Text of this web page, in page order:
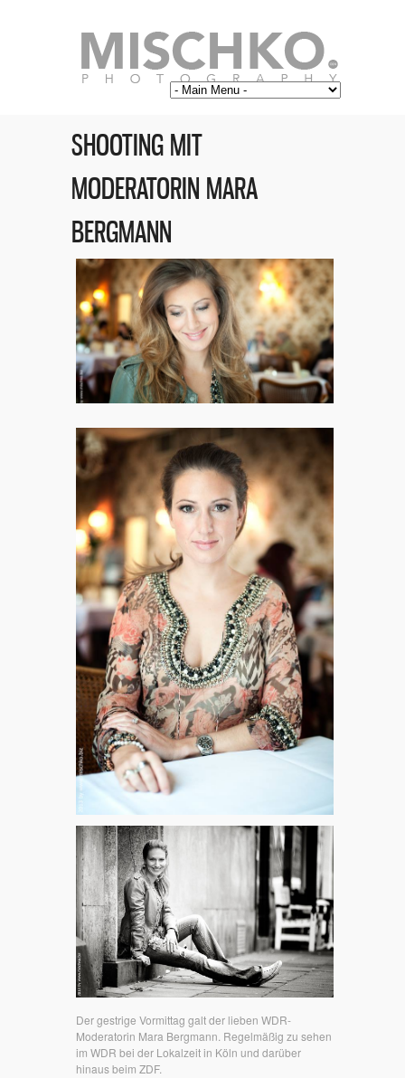
SHOOTING MIT
MODERATORIN MARA
BERGMANN
Der gestrige Vormittag galt der lieben WDR-
Moderatorin Mara Bergmann. Regelmäßig zu sehen
im WDR bei der Lokalzeit in Köln und darüber
hinaus beim ZDF.